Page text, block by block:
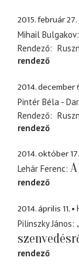
2015. február 27.
Mihail Bulgakov
Rendező
rendező
2014. december
Pintér Béla -
Rendező
rendező
2014. október 17.
Lehár Ferenc
rendező
2014. április 11.
Pilinszky János
rendező